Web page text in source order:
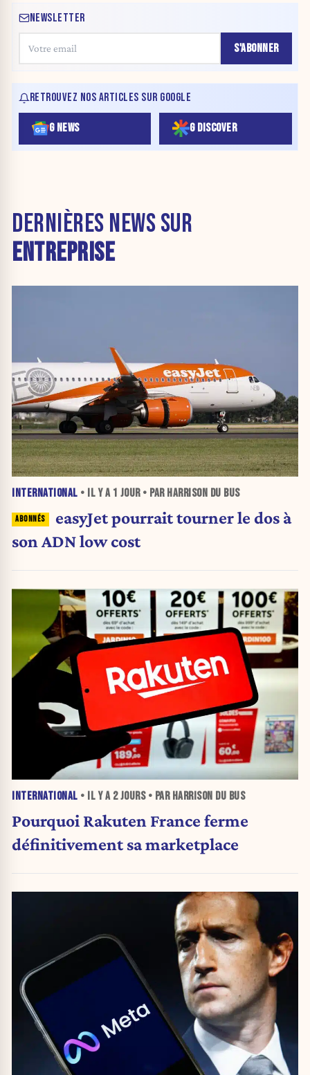
NEWSLETTER
S'ABONNER
RETROUVEZ NOS ARTICLES SUR GOOGLE
G NEWS G DISCOVER
DERNIÈRES NEWS SUR
ENTREPRISE
INTERNATIONAL • IL Y A 1 JOUR• PAR HARRISON DU BUS
easyJet pourrait tourner le dos à
son ADN low cost
INTERNATIONAL • IL Y A 2 JOURS• PAR HARRISON DU BUS
Pourquoi Rakuten France ferme
définitivement sa marketplace